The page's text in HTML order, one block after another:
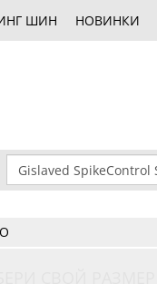
ШИН НОВИНКИ